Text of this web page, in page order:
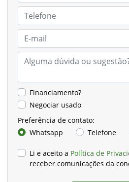
Financiamento?
Negociar usado
Preferência de contato:
Whatsapp
Telefone
Li e aceito a Política de
receber comunicações da